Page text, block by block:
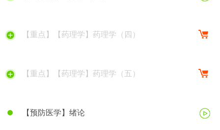
【重点】【药理学】药理学（四）
【重点】【药理学】药理学（五）
【预防医学】绪论